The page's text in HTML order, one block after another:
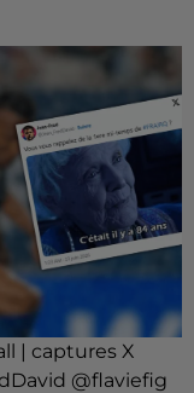
| captures X
@flaviefig